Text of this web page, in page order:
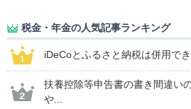
税金・年金の人気記事ランキング
iDeCoとふるさと納税は併用で
扶養控除等申告書の書き間違い
や...